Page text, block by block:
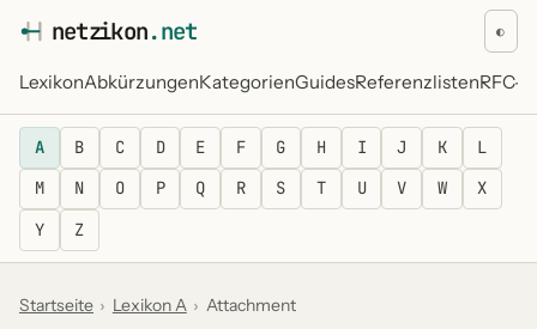
netzikon.net
LexikonAbkürzungenKategorienGuidesReferenzlistenRFC-
◐
A B C D E F G H I J K
L
M
N O P Q R S T U V W
X
Y
Z
Startseite › Lexikon A › Attachment